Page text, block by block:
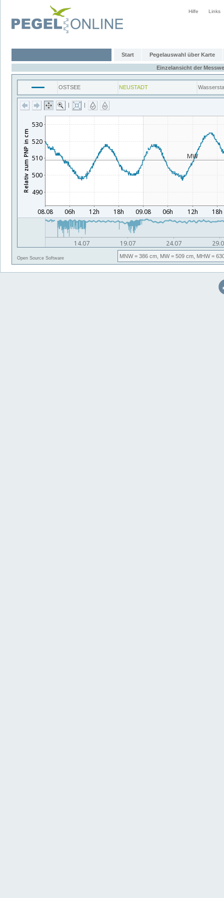
Hilfe Links
Start Pegelauswahl über Karte
Einzelansicht der
OSTSEE NEUSTADT
| |
Open Source Software MNW= 386 cm, MW= 509 cm, MHW=